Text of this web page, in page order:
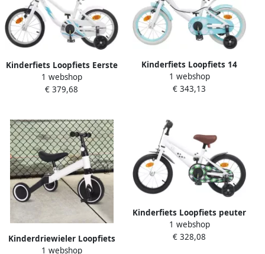
Kinderfiets Loopfiets Eerste
fietsavonturen Verstelbaar
stuur 16 inch Wit
1 webshop
€ 379,68
Kinderfiets Loopfiets 14
inch Eerste Fietsavonturen
Stalen Frame 14 inch Wit
1 webshop
€ 343,13
Kinderdriewieler Loopfiets
3-in-1 fiets Baby Balans
1 webshop
Kinderfiets Loopfiets peuter
Leren fietsen Verstelbaar
stuur en zadel 14 inch Wit
1 webshop
€ 328,08